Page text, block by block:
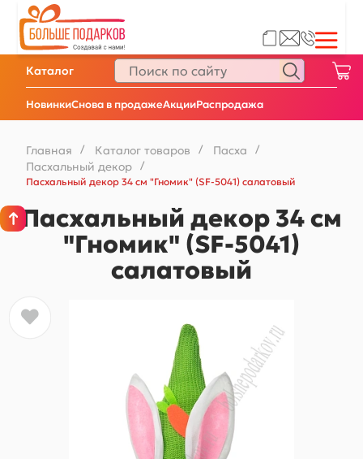
НовинкиСнова в продажеАкцииРаспродажа
Каталог
Главная / Каталог товаров / Пасха /
Пасхальный декор
/
Пасхальный декор 34 см "Гномик" (SF-5041) салатовый
Пасхальный декор 34 см
"Гномик" (SF-5041)
салатовый